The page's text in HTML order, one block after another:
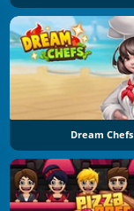
Dream Chefs